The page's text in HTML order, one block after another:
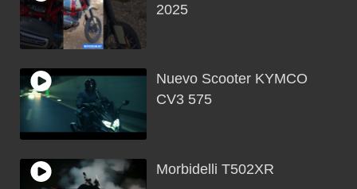
2025
Nuevo Scooter KYMCO
CV3 575
Morbidelli T502XR